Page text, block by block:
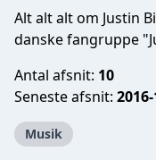
Alt alt alt om Justin
danske fangruppe
Antal afsnit: 10
Seneste afsnit:
Musik